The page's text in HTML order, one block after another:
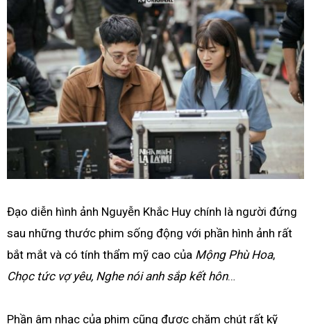
Đạo diễn hình ảnh Nguyễn Khắc Huy chính là người đứng
sau những thước phim sống động với phần hình ảnh rất
bắt mắt và có tính thẩm mỹ cao của Mộng Phù Hoa,
Chọc tức vợ yêu, Nghe nói anh sắp kết hôn…
Phần âm nhạc của phim cũng được chăm chút rất kỹ